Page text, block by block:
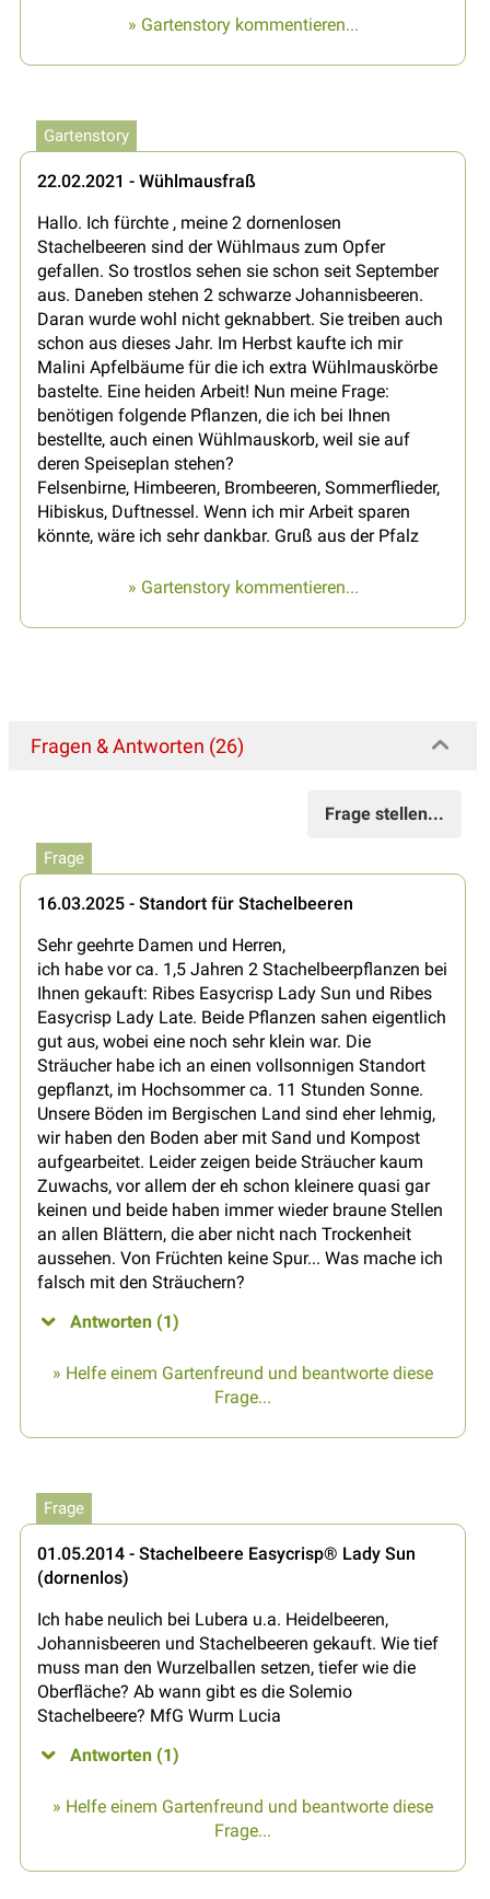
» Gartenstory kommentieren...
Gartenstory
22.02.2021 - Wühlmausfraß
Hallo. Ich fürchte , meine 2 dornenlosen
Stachelbeeren sind der Wühlmaus zum Opfer
gefallen. So trostlos sehen sie schon seit September
aus. Daneben stehen 2 schwarze Johannisbeeren.
Daran wurde wohl nicht geknabbert. Sie treiben auch
schon aus dieses Jahr. Im Herbst kaufte ich mir
Malini Apfelbäume für die ich extra Wühlmauskörbe
bastelte. Eine heiden Arbeit! Nun meine Frage:
benötigen folgende Pflanzen, die ich bei Ihnen
bestellte, auch einen Wühlmauskorb, weil sie auf
deren Speiseplan stehen?
Felsenbirne, Himbeeren, Brombeeren, Sommerflieder,
Hibiskus, Duftnessel. Wenn ich mir Arbeit sparen
könnte, wäre ich sehr dankbar. Gruß aus der Pfalz
» Gartenstory kommentieren...
Fragen & Antworten (26)
Frage stellen...
Frage
16.03.2025 - Standort für Stachelbeeren
Sehr geehrte Damen und Herren,
ich habe vor ca. 1,5 Jahren 2 Stachelbeerpflanzen bei
Ihnen gekauft: Ribes Easycrisp Lady Sun und Ribes
Easycrisp Lady Late. Beide Pflanzen sahen eigentlich
gut aus, wobei eine noch sehr klein war. Die
Sträucher habe ich an einen vollsonnigen Standort
gepflanzt, im Hochsommer ca. 11 Stunden Sonne.
Unsere Böden im Bergischen Land sind eher lehmig,
wir haben den Boden aber mit Sand und Kompost
aufgearbeitet. Leider zeigen beide Sträucher kaum
Zuwachs, vor allem der eh schon kleinere quasi gar
keinen und beide haben immer wieder braune Stellen
an allen Blättern, die aber nicht nach Trockenheit
aussehen. Von Früchten keine Spur... Was mache ich
falsch mit den Sträuchern?
Antworten (1)
» Helfe einem Gartenfreund und beantworte diese
Frage...
Frage
01.05.2014 - Stachelbeere Easycrisp® Lady Sun
(dornenlos)
Ich habe neulich bei Lubera u.a. Heidelbeeren,
Johannisbeeren und Stachelbeeren gekauft. Wie tief
muss man den Wurzelballen setzen, tiefer wie die
Oberfläche? Ab wann gibt es die Solemio
Stachelbeere? MfG Wurm Lucia
Antworten (1)
» Helfe einem Gartenfreund und beantworte diese
Frage...